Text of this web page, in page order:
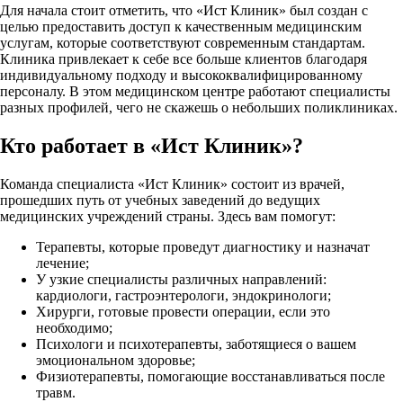
Для начала стоит отметить, что «Ист Клиник» был создан с
целью предоставить доступ к качественным медицинским
услугам, которые соответствуют современным стандартам.
Клиника привлекает к себе все больше клиентов благодаря
индивидуальному подходу и высококвалифицированному
персоналу. В этом медицинском центре работают специалисты
разных профилей, чего не скажешь о небольших поликлиниках.
Кто работает в «Ист Клиник»?
Команда специалиста «Ист Клиник» состоит из врачей,
прошедших путь от учебных заведений до ведущих
медицинских учреждений страны. Здесь вам помогут:
Терапевты, которые проведут диагностику и назначат
лечение;
У узкие специалисты различных направлений:
кардиологи, гастроэнтерологи, эндокринологи;
Хирурги, готовые провести операции, если это
необходимо;
Психологи и психотерапевты, заботящиеся о вашем
эмоциональном здоровье;
Физиотерапевты, помогающие восстанавливаться после
травм.